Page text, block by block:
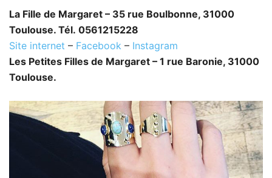
La Fille de Margaret – 35 rue Boulbonne, 31000
Toulouse. Tél. 0561215228
Site internet – Facebook – Instagram
Les Petites Filles de Margaret – 1 rue Baronie, 31000
Toulouse.